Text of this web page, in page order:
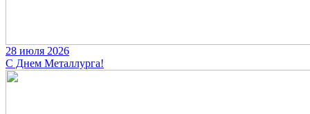
28 июля 2026
С Днем Металлурга!